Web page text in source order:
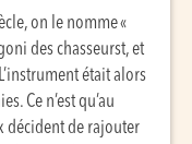
on le nomme «
des chasseurst, et
était alors
Ce n’est qu’au
décident de rajouter